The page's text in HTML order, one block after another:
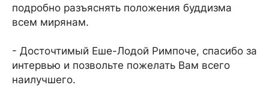
подробно разъяснять положения буддизма
всем мирянам.
- Досточтимый Еше-Лодой Римпоче, спасибо за
интервью и позвольте пожелать Вам всего
наилучшего.